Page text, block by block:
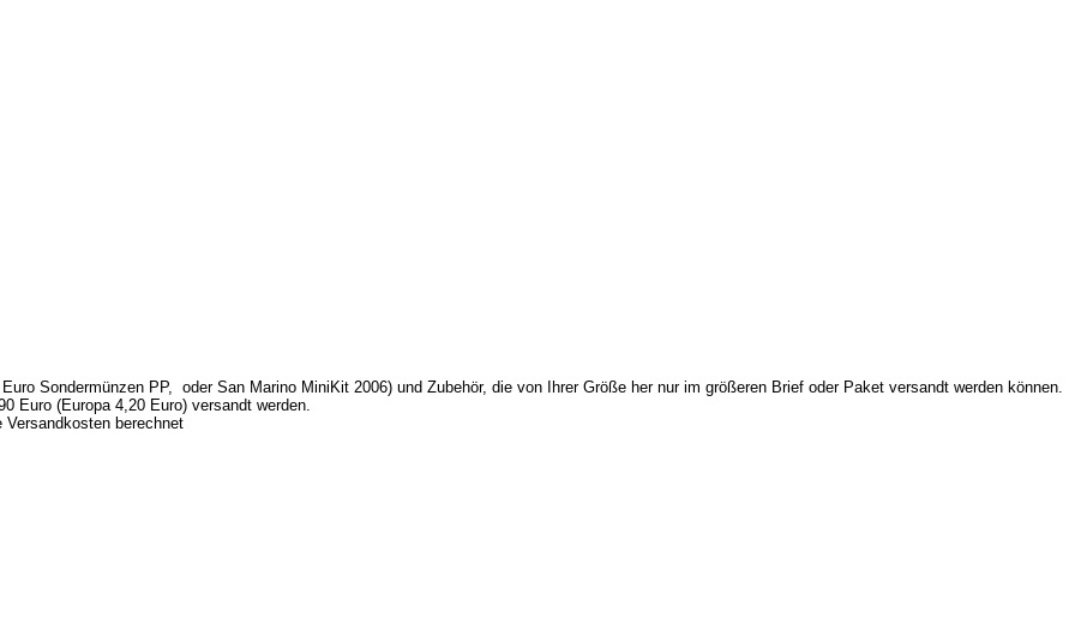
Sondermünzen PP, oder San Marino MiniKit 2006) und Zubehör, die von Ihrer Größe her nur im größeren Brief oder Paket versandt werden können.
Euro (Europa 4,20 Euro) versandt werden.
Versandkosten berechnet